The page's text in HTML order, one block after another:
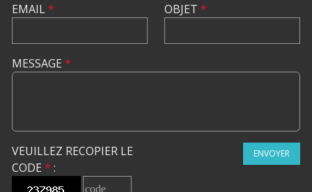
EMAIL* OBJET *
MESSAGE *
VEUILLEZ RECOPIER LE
CODE * :
ENVOYER